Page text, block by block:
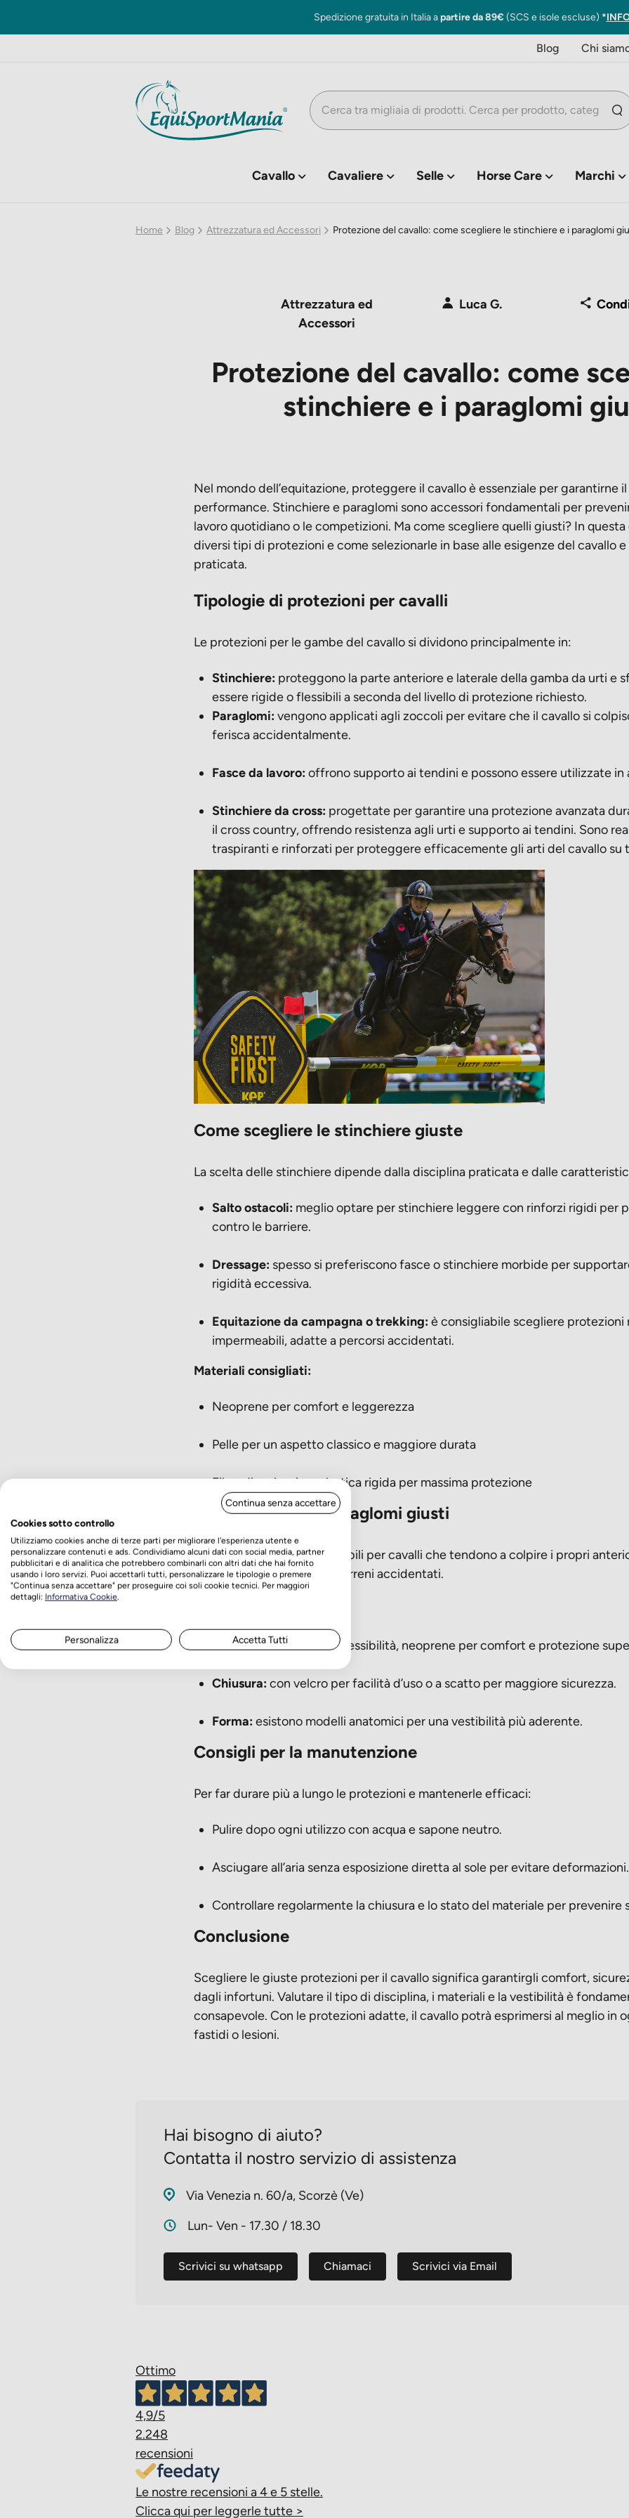
Spedizione gratuita in Italia apartire da 89€(SCS e isole escluse) *
Blog Chi
Cavallo Cavaliere Selle Horse Care Marchi
Home Blog Attrezzatura ed Accessori Protezione del cavallo: come scegliere le stinchiere e i paraglomi
Attrezzatura ed
Accessori
Luca G.
Protezione del cavallo: come
stinchiere e i paraglomi
Nel mondo dell’equitazione, proteggere il cavallo è essenziale per garantirne
performance. Stinchiere e paraglomi sono accessori fondamentali per
lavoro quotidiano o le competizioni. Ma come scegliere quelli giusti? In questa
diversi tipi di protezioni e come selezionarle in base alle esigenze del cavallo
praticata.
Tipologie di protezioni per cavalli
Le protezioni per le gambe del cavallo si dividono principalmente in:
Stinchiere: proteggono la parte anteriore e laterale della gamba da urti e
essere rigide o flessibili a seconda del livello di protezione richiesto.
Paraglomi: vengono applicati agli zoccoli per evitare che il cavallo si
ferisca accidentalmente.
Fasce da lavoro: offrono supporto ai tendini e possono essere utilizzate in
Stinchiere da cross: progettate per garantire una protezione avanzata
il cross country, offrendo resistenza agli urti e supporto ai tendini. Sono
traspiranti e rinforzati per proteggere efficacemente gli arti del cavallo su
Come scegliere le stinchiere giuste
La scelta delle stinchiere dipende dalla disciplina praticata e dalle
Salto ostacoli: meglio optare per stinchiere leggere con rinforzi rigidi per
contro le barriere.
Dressage: spesso si preferiscono fasce o stinchiere morbide per
rigidità eccessiva.
Equitazione da campagna o trekking: è consigliabile scegliere protezioni
impermeabili, adatte a percorsi accidentati.
Materiali consigliati:
Neoprene per comfort e leggerezza
Pelle per un aspetto classico e maggiore durata
Fibra di carbonio o plastica rigida per massima protezione
Come scegliere i paraglomi giusti
I paraglomi sono indispensabili per cavalli che tendono a colpire i propri
per quelli che lavorano su terreni accidentati.
Materiale:gomma per flessibilità, neoprene per comfort e protezione
Chiusura: con velcro per facilità d’uso o a scatto per maggiore sicurezza.
Forma: esistono modelli anatomici per una vestibilità più aderente.
Consigli per la manutenzione
Per far durare più a lungo le protezioni e mantenerle efficaci:
Pulire dopo ogni utilizzo con acqua e sapone neutro.
Asciugare all’aria senza esposizione diretta al sole per evitare deformazioni.
Controllare regolarmente la chiusura e lo stato del materiale per prevenire
Conclusione
Scegliere le giuste protezioni per il cavallo significa garantirgli comfort,
dagli infortuni. Valutare il tipo di disciplina, i materiali e la vestibilità è
consapevole. Con le protezioni adatte, il cavallo potrà esprimersi al meglio in
fastidi o lesioni.
Hai bisogno di aiuto?
Contatta il nostro servizio di assistenza
Via Venezia n. 60/a, Scorzè (Ve)
Lun- Ven - 17.30 / 18.30
Scrivici su whatsapp Chiamaci Scrivici via Email
Ottimo
4,9/5
2.248
recensioni
Le nostre recensioni a 4 e 5 stelle.
Clicca qui per leggerle tutte >
Continua senza accettare
Cookies sotto controllo
Utilizziamo cookies anche di terze parti per migliorare l'esperienza utente e
personalizzare contenuti e ads. Condividiamo alcuni dati con social media, partner
pubblicitari e di analitica che potrebbero combinarli con altri dati che hai fornito
usando i loro servizi. Puoi accettarli tutti, personalizzare le tipologie o premere
"Continua senza accettare" per proseguire coi soli cookie tecnici. Per maggiori
dettagli: Informativa Cookie.
Personalizza Accetta Tutti